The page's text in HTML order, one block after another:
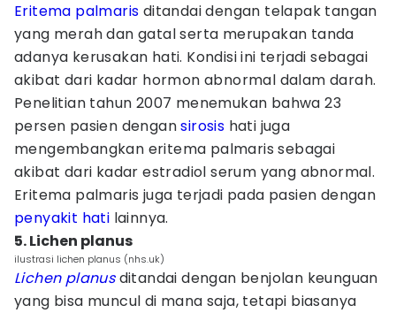
Eritema palmaris ditandai dengan telapak tangan
yang merah dan gatal serta merupakan tanda
adanya kerusakan hati. Kondisi ini terjadi sebagai
akibat dari kadar hormon abnormal dalam darah.
Penelitian tahun 2007 menemukan bahwa 23
persen pasien dengansirosis hati juga
mengembangkan eritema palmaris sebagai
akibat dari kadar estradiol serum yang abnormal.
Eritema palmaris juga terjadi pada pasien dengan
penyakit hati lainnya.
5. Lichen planus
ilustrasi lichen planus (nhs.uk)
Lichen planusditandai dengan benjolan keunguan
yang bisa muncul di mana saja, tetapi biasanya